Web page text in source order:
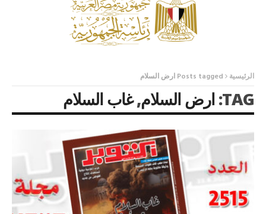
الرئيسية Posts tagged ارض السلام
TAG: ارض السلام,غاب السلام